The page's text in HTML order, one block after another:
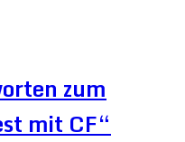
zum
mit CF“